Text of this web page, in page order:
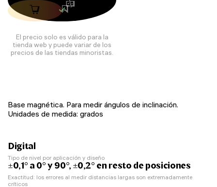
El precio solo es válido para la
tienda web y puede variar de los
precios de las tiendas minoristas.
Base magnética. Para medir ángulos de inclinación.
Unidades de medida: grados
Digital
Tipo de nivel por aplicación y diseño
±0,1° a 0° y 90°, ±0,2° en resto de posiciones
Exactitud: los errores al medir distancias largas son extremadamente
críticos